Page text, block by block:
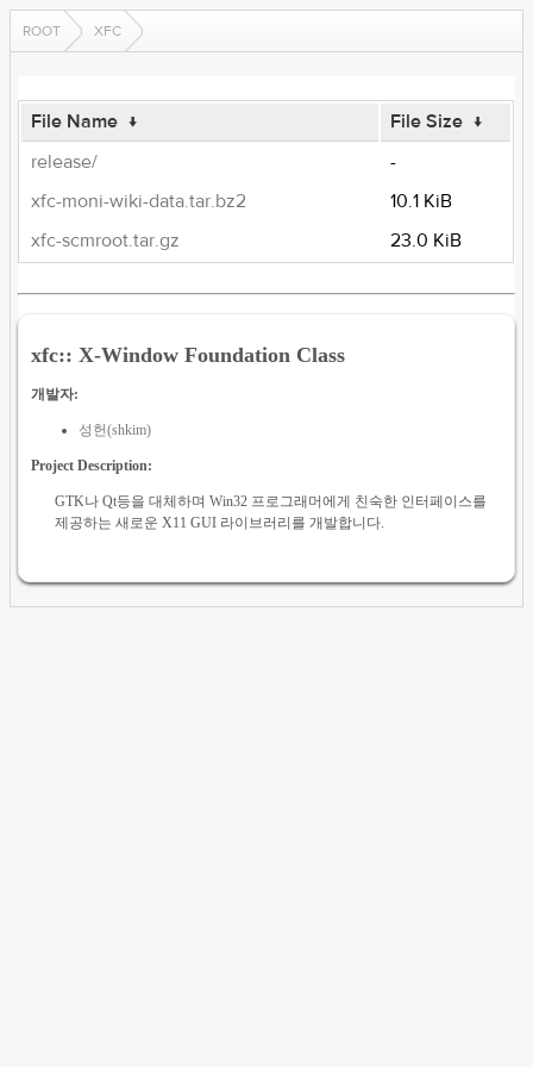
ROOT XFC
File Name ↓ File Size ↓
release/
-
xfc-moni-wiki-data.tar.bz2
10.1 KiB
xfc-scmroot.tar.gz
23.0 KiB
xfc:: X-Window Foundation Class
개발자:
성헌(shkim)
Project Description:
GTK나 Qt등을 대체하며 Win32 프로그래머에게 친숙한 인터페이스를
제공하는 새로운 X11 GUI 라이브러리를 개발합니다.